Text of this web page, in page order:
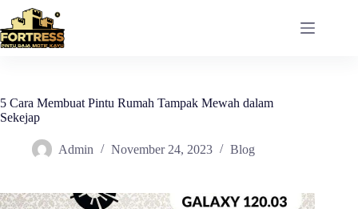
content
5 Cara Membuat Pintu Rumah Tampak Mewah dalam
Sekejap
Admin November 24, 2023 Blog